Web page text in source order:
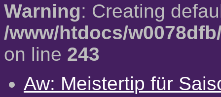
Warning: Creating
/www/htdocs/
on line 243
Aw: Meistertip für